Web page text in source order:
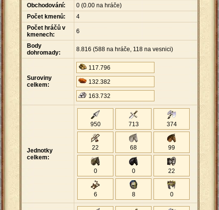
Obchodování:
0 (0.00 na hráče)
Počet kmenů:
4
Počet hráčů v
kmenech:
6
Body
dohromady:
8.816 (588 na hráče, 118 na vesnici)
Suroviny
celkem:
117.796
132.382
163.732
Jednotky
celkem:
950 713 374
22 68 99
0 0 22
6 8 0